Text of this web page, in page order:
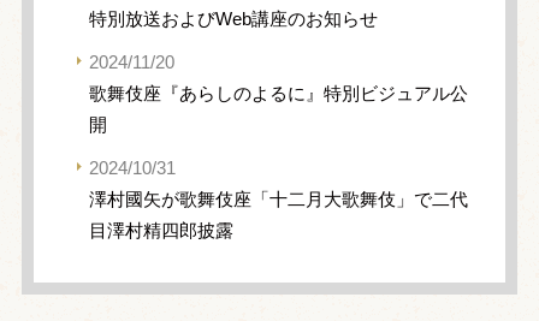
特別放送およびWeb講座のお知らせ
2024/11/20
歌舞伎座『あらしのよるに』特別ビジュアル公
開
2024/10/31
澤村國矢が歌舞伎座「十二月大歌舞伎」で二代
目澤村精四郎披露